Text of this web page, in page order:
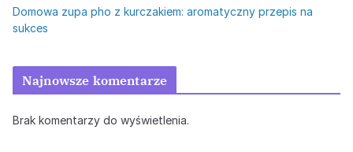
Domowa zupa pho z kurczakiem: aromatyczny przepis na
sukces
Najnowsze komentarze
Brak komentarzy do wyświetlenia.